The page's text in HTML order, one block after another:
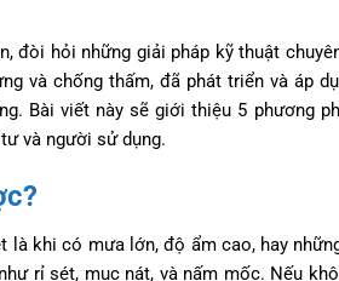
đòi hỏi những giải pháp kỹ thuật
và chống thấm, đã phát triển và áp
Bài viết này sẽ giới thiệu 5 phương
và người sử dụng.
khi có mưa lớn, độ ẩm cao, hay
rỉ sét, mục nát, và nấm mốc. Nếu